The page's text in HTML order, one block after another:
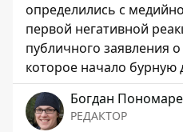
определились с
первой негативной
публичного заявления
которое начало бурную
Богдан
РЕДАКТОР